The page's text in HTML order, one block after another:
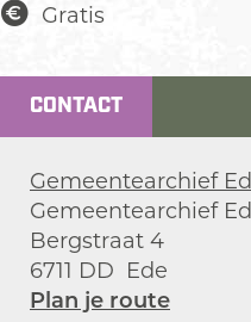
Gratis
CONTACT
Gemeentearchief
Gemeentearchief
Bergstraat 4
6711 DD Ede
Plan je routen